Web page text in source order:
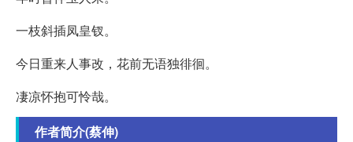
一枝斜插凤皇钗。
今日重来人事改，花前无语独徘徊。
凄凉怀抱可怜哉。
作者简介(蔡伸)